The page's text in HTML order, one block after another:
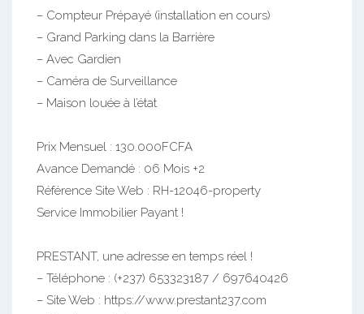
– Compteur Prépayé (installation en cours)
– Grand Parking dans la Barrière
– Avec Gardien
– Caméra de Surveillance
– Maison louée à l’état
Prix Mensuel : 130.000FCFA
Avance Demandé : 06 Mois +2
Référence Site Web : RH-12046-property
Service Immobilier Payant !
PRESTANT, une adresse en temps réel !
– Téléphone : (+237) 653323187 / 697640426
– Site Web : https://www.prestant237.com